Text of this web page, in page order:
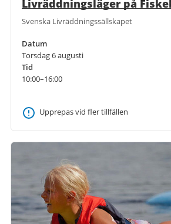
Livräddningsläger på
Svenska Livräddningssällskapet
Datum
Torsdag 6 augusti
Tid
10:00–16:00
Upprepas vid fler tillfällen